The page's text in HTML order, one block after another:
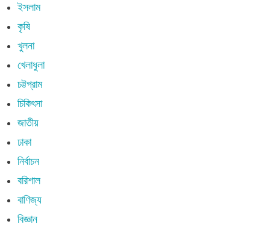
ইসলাম
কৃষি
খুলনা
খেলাধুলা
চট্টগ্রাম
চিকিৎসা
জাতীয়
ঢাকা
নির্বাচন
বরিশাল
বাণিজ্য
বিজ্ঞান